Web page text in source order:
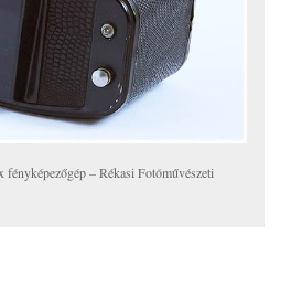
– Rékasi Fotóművészeti